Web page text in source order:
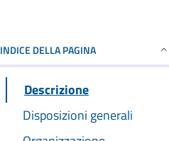
INDICE DELLA PAGINA
Descrizione
Disposizioni generali